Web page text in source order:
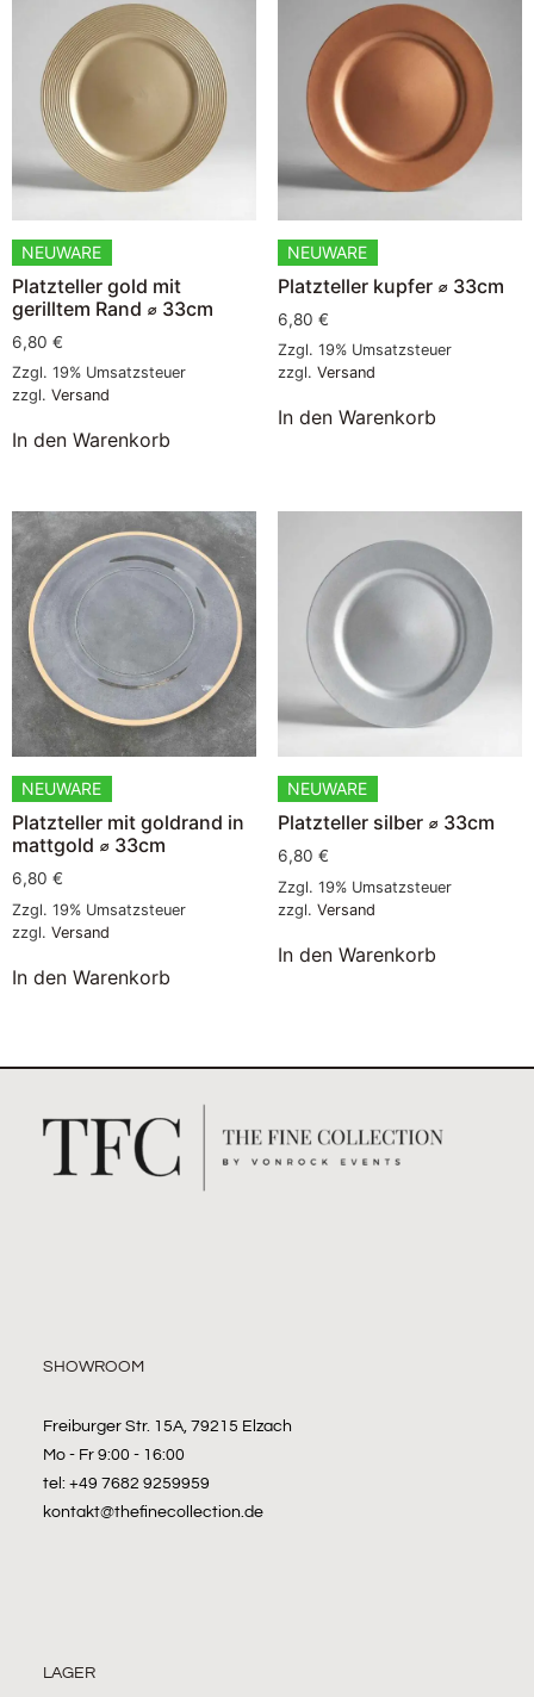
NEUWARE
Platzteller gold mit
gerilltem Rand ⌀ 33cm
6,80 €
Zzgl. 19% Umsatzsteuer
zzgl. Versand
In den Warenkorb
NEUWARE
Platzteller kupfer ⌀ 33cm
6,80 €
Zzgl. 19% Umsatzsteuer
zzgl. Versand
In den Warenkorb
NEUWARE
Platzteller mit goldrand in
mattgold ⌀ 33cm
6,80 €
Zzgl. 19% Umsatzsteuer
zzgl. Versand
In den Warenkorb
NEUWARE
Platzteller silber ⌀ 33cm
6,80 €
Zzgl. 19% Umsatzsteuer
zzgl. Versand
In den Warenkorb
SHOWROOM
Freiburger Str. 15A, 79215 Elzach
Mo - Fr 9:00 - 16:00
tel: +49 7682 9259959
kontakt@thefinecollection.de
LAGER